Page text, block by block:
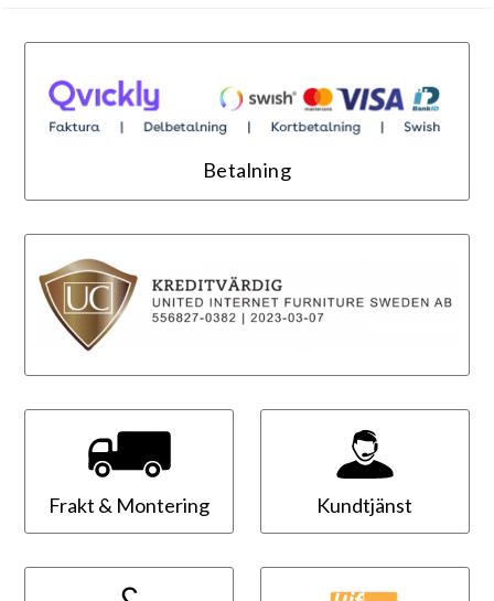
Betalning
Frakt & Montering Kundtjänst